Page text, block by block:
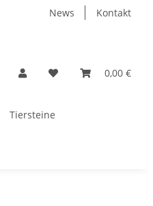
News Kontakt
0,00 €
Tiersteine